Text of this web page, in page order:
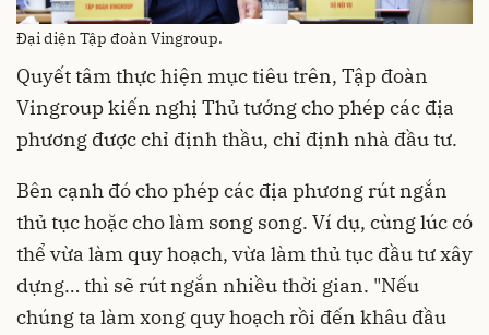
Đại diện Tập đoàn Vingroup.
Quyết tâm thực hiện mục tiêu trên, Tập đoàn
Vingroup kiến nghị Thủ tướng cho phép các địa
phương được chỉ định thầu, chỉ định nhà đầu tư.
Bên cạnh đó cho phép các địa phương rút ngắn
thủ tục hoặc cho làm song song. Ví dụ, cùng lúc có
thể vừa làm quy hoạch, vừa làm thủ tục đầu tư xây
dựng… thì sẽ rút ngắn nhiều thời gian. "Nếu
chúng ta làm xong quy hoạch rồi đến khâu đầu